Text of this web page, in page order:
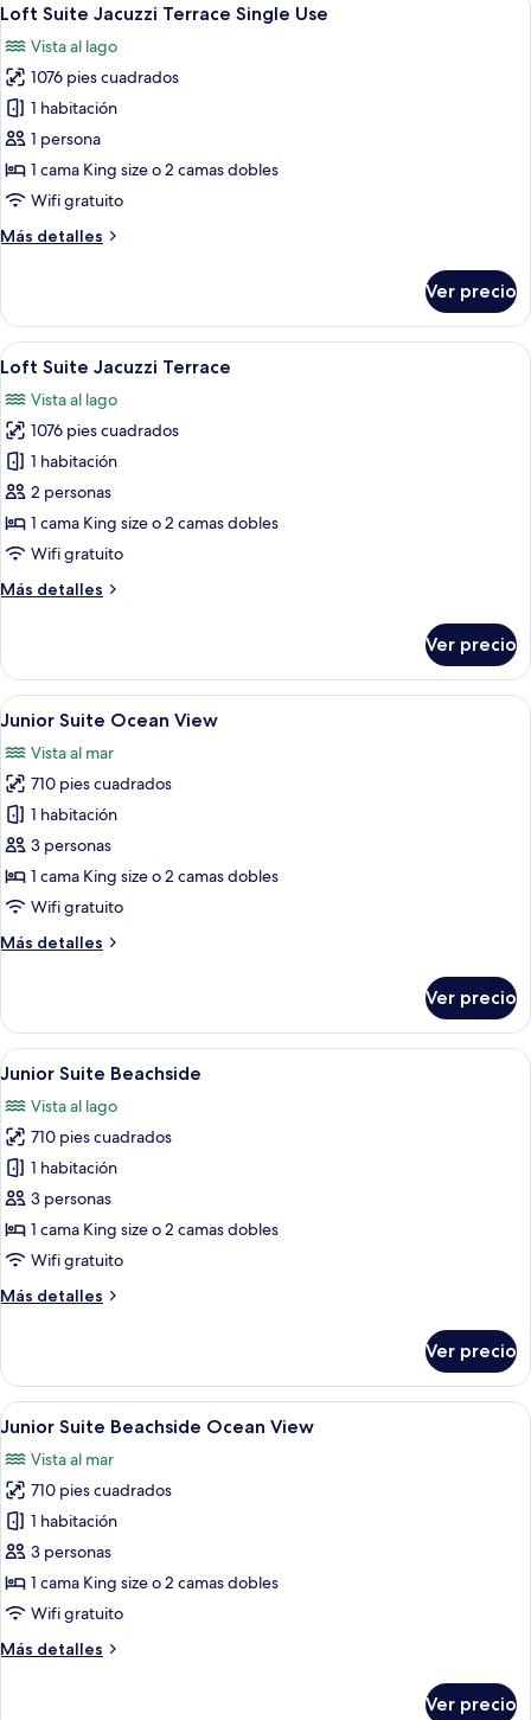
Out
todas
las
fotos
de
Loft
Suite
Jacuzzi
Terrace
Single
7
Loft Suite Jacuzzi Terrace Single Use
Vista al lago
1076 pies cuadrados
1 habitación
1 persona
1 cama King size o 2 camas dobles
Wifi gratuito
Más detalles
Más
Suite
Jacuzzi
Terrace
Use
Ver precio
Abrir
todas
las
fotos
de
Loft
Suite
Jacuzzi
Terrace
Habitación de hotel con dos camas,
7
Loft Suite Jacuzzi Terrace
Vista al lago
1076 pies cuadrados
1 habitación
2 personas
1 cama King size o 2 camas dobles
Wifi gratuito
Más detalles
Más
Suite
Jacuzzi
Terrace
Ver precio
Abrir
todas
las
fotos
de
Junior
Suite
Ocean
Un balcón con vista al océano y las
6
Junior Suite Ocean View
Vista al mar
710 pies cuadrados
1 habitación
3 personas
1 cama King size o 2 camas dobles
Wifi gratuito
Más detalles
Más
Suite
Ocean
View
Ver precio
Abrir
todas
las
fotos
de
Junior
Suite
Beachside
Un balcón con mobiliario de
6
Junior Suite Beachside
Vista al lago
710 pies cuadrados
1 habitación
3 personas
1 cama King size o 2 camas dobles
Wifi gratuito
Más detalles
Más
Suite
Beachside
Ver precio
Abrir
todas
las
fotos
de
Junior
Suite
Beachside
View
Un balcón con vistas a una playa y
6
Junior Suite Beachside Ocean View
Vista al mar
710 pies cuadrados
1 habitación
3 personas
1 cama King size o 2 camas dobles
Wifi gratuito
Más detalles
Más
Ver precio